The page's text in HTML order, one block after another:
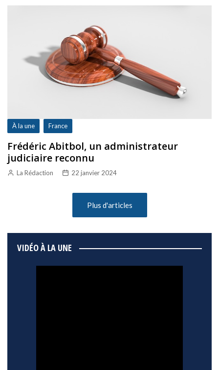
À la une France
Frédéric Abitbol, un administrateur
judiciaire reconnu
La Rédaction 22 janvier 2024
Plus d'articles
VIDÉO À LA UNE